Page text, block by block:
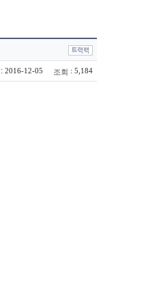
: 2016-12-05 조회 : 5,184